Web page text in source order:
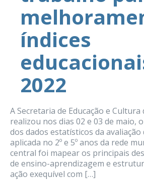
índices
2022
A Secretaria de Educação e
realizou nos dias 02 e 03 de maio,
dos dados estatísticos da
aplicada no 2º e 5º anos da rede
central foi mapear os principais
de ensino-aprendizagem e
ação exequível com […]